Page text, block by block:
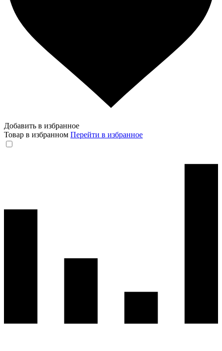
Добавить в избранное
Товар в избранном Перейти в избранное